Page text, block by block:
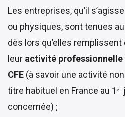
Les entreprises, qu’il
ou physiques, sont tenues au
dès lors qu’elles
leur activité professionnelle
CFE (à savoir une activité
titre habituel en France au 1ᵉʳ
concernée) ;